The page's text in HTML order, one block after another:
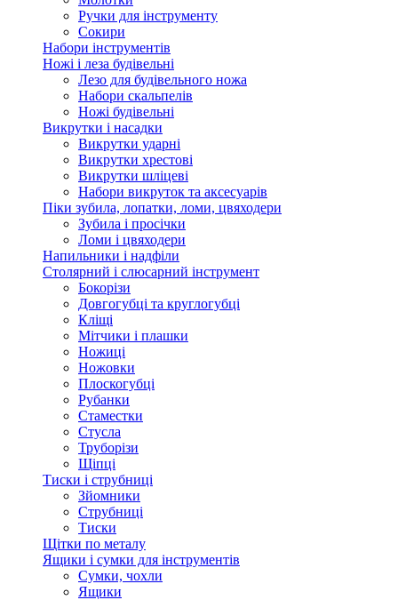
Ручки для інструменту
Сокири
Набори інструментів
Ножі і леза будівельні
Лезо для будівельного ножа
Набори скальпелів
Ножі будівельні
Викрутки і насадки
Викрутки ударні
Викрутки хрестові
Викрутки шліцеві
Набори викруток та аксесуарів
Піки зубила, лопатки, ломи, цвяходери
Зубила і просічки
Ломи і цвяходери
Напильники і надфіли
Столярний і слюсарний інструмент
Бокорізи
Довгогубці та круглогубці
Кліщі
Мітчики і плашки
Ножиці
Ножовки
Плоскогубці
Рубанки
Стаместки
Стусла
Труборізи
Щіпці
Тиски і струбниці
Зйомники
Струбниці
Тиски
Щітки по металу
Ящики і сумки для інструментів
Сумки, чохли
Ящики